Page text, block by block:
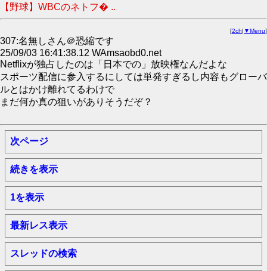
【野球】WBCのネトフ� ..
[2ch| ▼Menu]
307:名無しさん＠恐縮です
25/09/03 16:41:38.12 WAmsaobd0.net
Netflixが独占したのは「日本での」放映権なんだよな
スポーツ配信に参入するにしては単発すぎるし内容もグローバ
ルとはかけ離れてるわけで
まだ何か真の狙いがありそうだぞ？
次ページ
続きを表示
1を表示
最新レス表示
スレッドの検索